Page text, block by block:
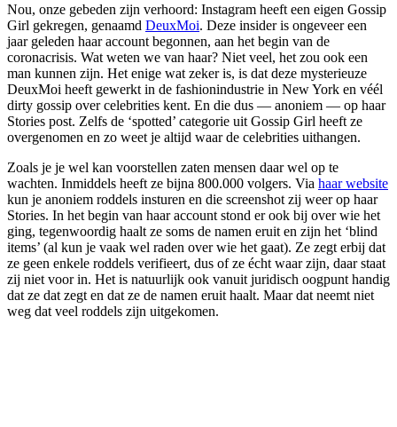
Nou, onze gebeden zijn verhoord: Instagram heeft een eigen Gossip
Girl gekregen, genaamd DeuxMoi. Deze insider is ongeveer een
jaar geleden haar account begonnen, aan het begin van de
coronacrisis. Wat weten we van haar? Niet veel, het zou ook een
man kunnen zijn. Het enige wat zeker is, is dat deze mysterieuze
DeuxMoi heeft gewerkt in de fashionindustrie in New York en véél
dirty gossip over celebrities kent. En die dus — anoniem — op haar
Stories post. Zelfs de ‘spotted’ categorie uit Gossip Girl heeft ze
overgenomen en zo weet je altijd waar de celebrities uithangen.
Zoals je je wel kan voorstellen zaten mensen daar wel op te
wachten. Inmiddels heeft ze bijna 800.000 volgers. Via haar website
kun je anoniem roddels insturen en die screenshot zij weer op haar
Stories. In het begin van haar account stond er ook bij over wie het
ging, tegenwoordig haalt ze soms de namen eruit en zijn het ‘blind
items’ (al kun je vaak wel raden over wie het gaat). Ze zegt erbij dat
ze geen enkele roddels verifieert, dus of ze écht waar zijn, daar staat
zij niet voor in. Het is natuurlijk ook vanuit juridisch oogpunt handig
dat ze dat zegt en dat ze de namen eruit haalt. Maar dat neemt niet
weg dat veel roddels zijn uitgekomen.